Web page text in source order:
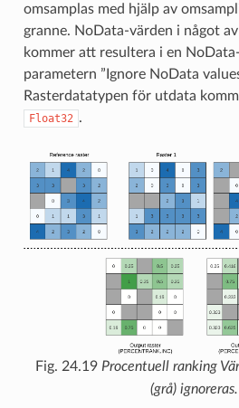
omsamplas med hjälp av
granne. NoData-värden i något
kommer att resultera i en
parametern ”Ignore NoData
Rasterdatatypen för utdata
Float32 .
Fig. 24.19 Procentuell ranking
(grå) ignoreras.